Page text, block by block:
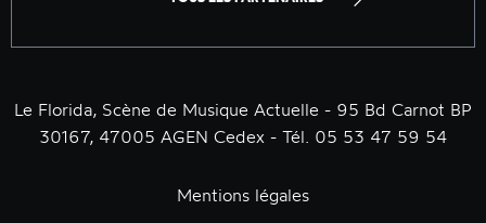
Le Florida, Scène de Musique Actuelle - 95 Bd Carnot BP
30167, 47005 AGEN Cedex - Tél. 05 53 47 59 54
Mentions légales